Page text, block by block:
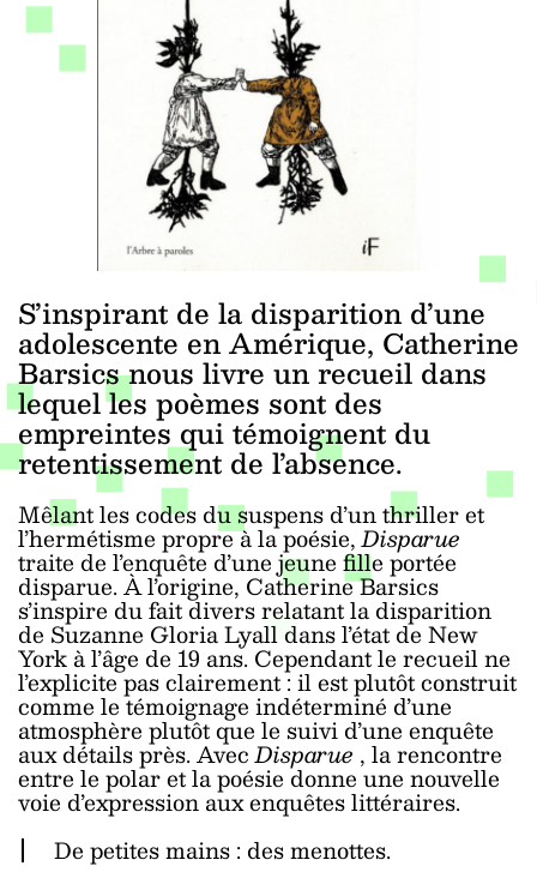
S’inspirant de la disparition d’une
adolescente en Amérique, Catherine
Barsics nous livre un recueil dans
lequel les poèmes sont des
empreintes qui témoignent du
retentissement de l’absence.
Mêlant les codes du suspens d’un thriller et
l’hermétisme propre à la poésie,Disparue
traite de l’enquête d’une jeune fille portée
disparue. À l’origine, Catherine Barsics
s’inspire du fait divers relatant la disparition
de Suzanne Gloria Lyall dans l’état de New
York à l’âge de 19 ans. Cependant le recueil ne
l’explicite pas clairement : il est plutôt construit
comme le témoignage indéterminé d’une
atmosphère plutôt que le suivi d’une enquête
aux détails près. AvecDisparue , la rencontre
entre le polar et la poésie donne une nouvelle
voie d’expression aux enquêtes littéraires.
De petites mains : des menottes.